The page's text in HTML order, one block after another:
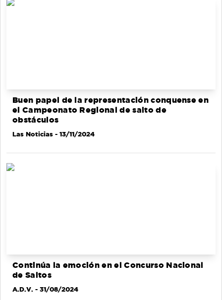
Buen papel de la representación conquense en
el Campeonato Regional de salto de
obstáculos
Las Noticias - 13/11/2024
Continúa la emoción en el Concurso Nacional
de Saltos
A.D.V. - 31/08/2024